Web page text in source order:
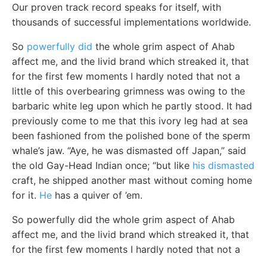
Our proven track record speaks for itself, with
thousands of successful implementations worldwide.
So powerfully did the whole grim aspect of Ahab
affect me, and the livid brand which streaked it, that
for the first few moments I hardly noted that not a
little of this overbearing grimness was owing to the
barbaric white leg upon which he partly stood. It had
previously come to me that this ivory leg had at sea
been fashioned from the polished bone of the sperm
whale’s jaw. “Aye, he was dismasted off Japan,” said
the old Gay-Head Indian once; “but like his dismasted
craft, he shipped another mast without coming home
for it. He has a quiver of ’em.
So powerfully did the whole grim aspect of Ahab
affect me, and the livid brand which streaked it, that
for the first few moments I hardly noted that not a